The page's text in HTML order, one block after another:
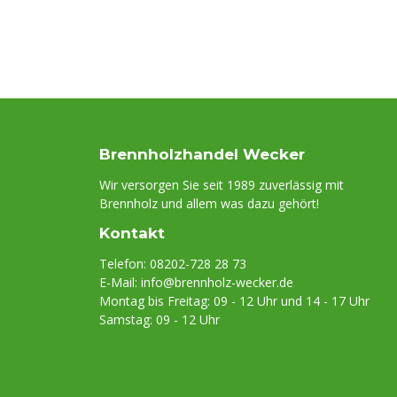
Brennholzhandel Wecker
Wir versorgen Sie seit 1989 zuverlässig mit
Brennholz und allem was dazu gehört!
Kontakt
Telefon: 08202-728 28 73
E-Mail: info@brennholz-wecker.de
Montag bis Freitag: 09 - 12 Uhr und 14 - 17 Uhr
Samstag: 09 - 12 Uhr